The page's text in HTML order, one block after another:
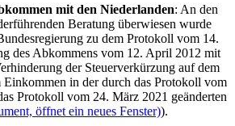
mit den Niederlanden: An den
Beratung überwiesen wurde
zu dem Protokoll vom 14.
des Abkommens vom 12. April 2012 mit
der Steuerverkürzung auf dem
Einkommen in der durch das Protokoll vom
Protokoll vom 24. März 2021 geänderten
öffnet ein neues Fenster)).